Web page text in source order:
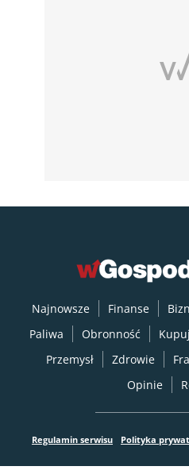
Najnowsze Finanse
Paliwa
Obronność
Przemysł
Zdrowie
Opinie
Regulamin serwisu Polityka